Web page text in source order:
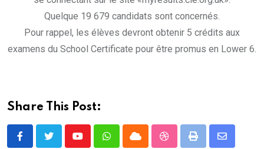
Quelque 19 679 candidats sont concernés.
Pour rappel, les élèves devront obtenir 5 crédits aux
examens du School Certificate pour être promus en Lower 6.
Share This Post:
YoutubeWhatsappCloud StumbleUpon
Print
Share